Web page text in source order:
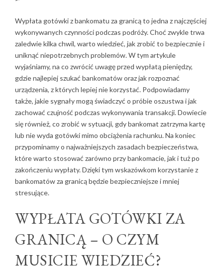
Wypłata gotówki z bankomatu za granicą to jedna z najczęściej
wykonywanych czynności podczas podróży. Choć zwykle trwa
zaledwie kilka chwil, warto wiedzieć, jak zrobić to bezpiecznie i
uniknąć niepotrzebnych problemów. W tym artykule
wyjaśniamy, na co zwrócić uwagę przed wypłatą pieniędzy,
gdzie najlepiej szukać bankomatów oraz jak rozpoznać
urządzenia, z których lepiej nie korzystać. Podpowiadamy
także, jakie sygnały mogą świadczyć o próbie oszustwa i jak
zachować czujność podczas wykonywania transakcji. Dowiecie
się również, co zrobić w sytuacji, gdy bankomat zatrzyma kartę
lub nie wyda gotówki mimo obciążenia rachunku. Na koniec
przypominamy o najważniejszych zasadach bezpieczeństwa,
które warto stosować zarówno przy bankomacie, jak i tuż po
zakończeniu wypłaty. Dzięki tym wskazówkom korzystanie z
bankomatów za granicą będzie bezpieczniejsze i mniej
stresujące.
WYPŁATA GOTÓWKI ZA
GRANICĄ – O CZYM
MUSICIE WIEDZIEĆ?